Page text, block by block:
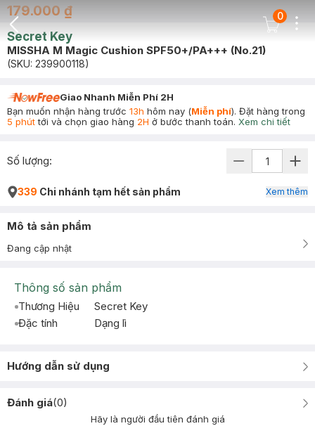
Back Icon
Cart Icon
0
179.000 ₫
Secret Key
MISSHA M Magic Cushion SPF50+/PA+++ (No.21)
(SKU: 239900118)
Giao Nhanh Miễn Phí 2H
Bạn muốn nhận hàng trước 13h hôm nay (Miễn phí). Đặt hàng trong
5 phúttới và chọn giao hàng 2H ở bước thanh toán. Xem chi tiết
Số lượng:
339 Chi nhánh tạm hết sản phẩm Xem thêm
Mô tả sản phẩm
Đang cập nhật
Thông số sản phẩm
Thương Hiệu
Secret Key
Đặc tính
Dạng lì
Hướng dẫn sử dụng
Đánh giá(0)
Hãy là người đầu tiên đánh giá